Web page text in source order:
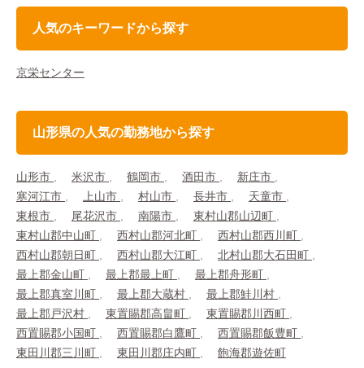
人気のキーワードから探す
京栄センター
山形県の人気の勤務地から探す
山形市 米沢市 鶴岡市 酒田市
新庄市
寒河江市
上山市 村山市 長井市
天童市
東根市
尾花沢市 南陽市
東村山郡山辺町
東村山郡中山町
西村山郡河北町
西村山郡西川町
西村山郡朝日町
西村山郡大江町
北村山郡大石田町
最上郡金山町
最上郡最上町
最上郡舟形町
最上郡真室川町
最上郡大蔵村
最上郡鮭川村
最上郡戸沢村
東置賜郡高畠町
東置賜郡川西町
西置賜郡小国町
西置賜郡白鷹町
西置賜郡飯豊町
東田川郡三川町
東田川郡庄内町 飽海郡遊佐町